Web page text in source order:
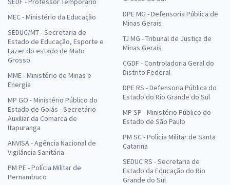
MEC - Ministério da Educação
SEDUC/MT - Secretaria de
Estado de Educação, Esporte e
Lazer do estado de Mato
Grosso
MME - Ministério de Minas e
Energia
MP GO - Ministério Público do
Estado de Goiás - Secretário
Auxiliar da Comarca de
Itapuranga
ANVISA - Agência Nacional de
Vigilância Sanitária
PM PE - Polícia Militar de
Pernambuco
DPE MG - Defensoria Pública de
Minas Gerais
TJ MG - Tribunal de Justiça de
Minas Gerais
CGDF - Controladoria Geral do
Distrito Federal
DPE RS - Defensoria Pública do
Estado do Rio Grande do Sul
MP SP - Ministério Público do
Estado de São Paulo
PM SC - Polícia Militar de Santa
Catarina
SEDUC RS - Secretaria de
Estado da Educação do Rio
Grande do Sul